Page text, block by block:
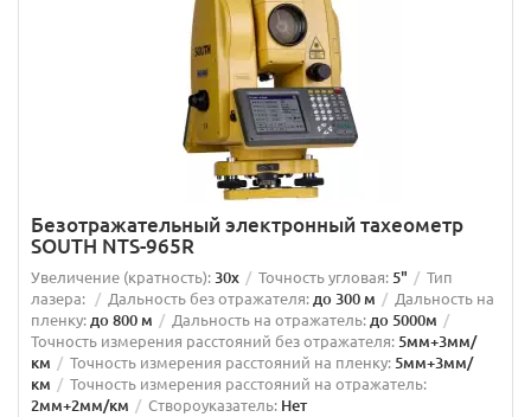
Безотражательный электронный тахеометр
SOUTH NTS-965R
Увеличение (кратность): 30х Точность угловая: 5"
Тип
лазера:
Дальность без отражателя: до 300 м
Дальность на
пленку: до 800 м Дальность на отражатель: до 5000м
Точность измерения расстояний без отражателя: 5мм+3мм/
км
Точность измерения расстояний на пленку: 5мм+3мм/
км
Точность измерения расстояний на отражатель:
2мм+2мм/км Створоуказатель: Нет